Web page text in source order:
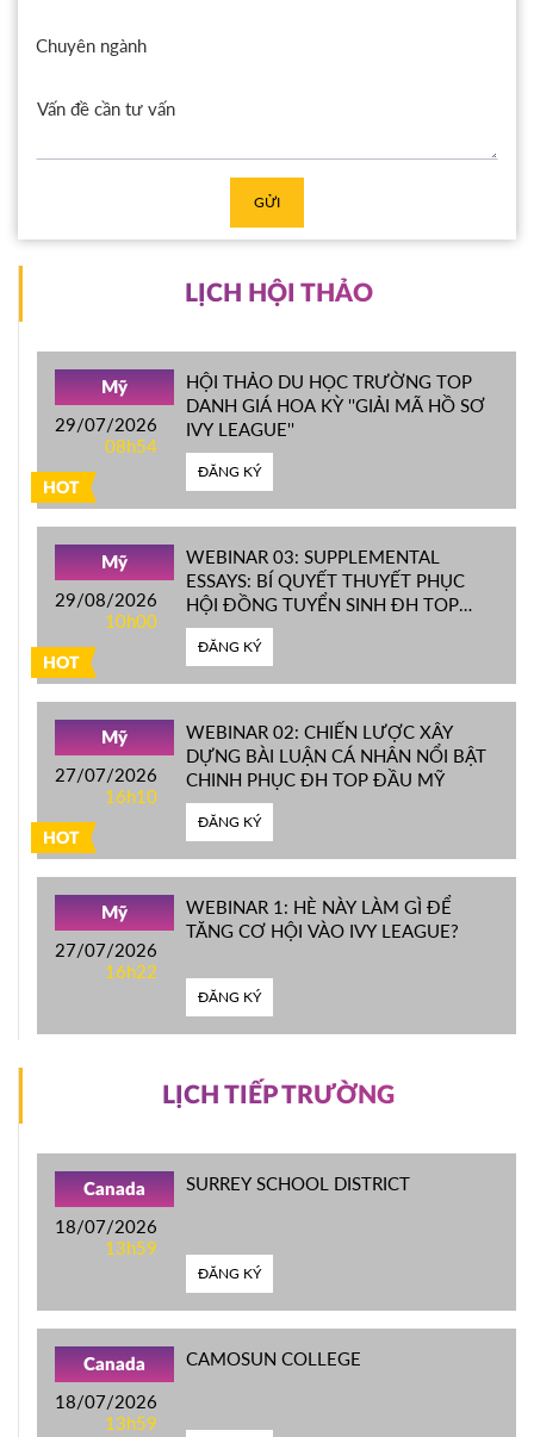
Chuyên ngành
GỬI
LỊCH HỘI THẢO
HOT
Mỹ
29/07/2026
08h54
HỘI THẢO DU HỌC TRƯỜNG TOP
DANH GIÁ HOA KỲ ''GIẢI MÃ HỒ SƠ
IVY LEAGUE''
ĐĂNG KÝ
HOT
Mỹ
29/08/2026
10h00
WEBINAR 03: SUPPLEMENTAL
ESSAYS: BÍ QUYẾT THUYẾT PHỤC
HỘI ĐỒNG TUYỂN SINH ĐH TOP
ĐẦU MỸ
ĐĂNG KÝ
HOT
Mỹ
27/07/2026
16h10
WEBINAR 02: CHIẾN LƯỢC XÂY
DỰNG BÀI LUẬN CÁ NHÂN NỔI BẬT
CHINH PHỤC ĐH TOP ĐẦU MỸ
ĐĂNG KÝ
Mỹ
27/07/2026
16h22
WEBINAR 1: HÈ NÀY LÀM GÌ ĐỂ
TĂNG CƠ HỘI VÀO IVY LEAGUE?
ĐĂNG KÝ
LỊCH TIẾP TRƯỜNG
Canada
18/07/2026
13h59
SURREY SCHOOL DISTRICT
ĐĂNG KÝ
Canada
18/07/2026
13h59
CAMOSUN COLLEGE